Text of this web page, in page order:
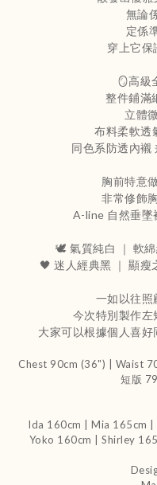
無論
定係
穿上它保
🪞高級
整件鋪滿
立體
布料柔軟透
同色系防透內襯
胸前特意
非常修飾
A-line 自然垂墜
🕊️ 氣質純白 ｜ 軟
🖤 迷人經典黑 ｜ 顯瘦
一如以往照
今次特別製作
大家可以根據個人喜
Chest 90cm (36") | Waist
短版
Ida 160cm | Mia 165cm
Yoko 160cm | Shirley